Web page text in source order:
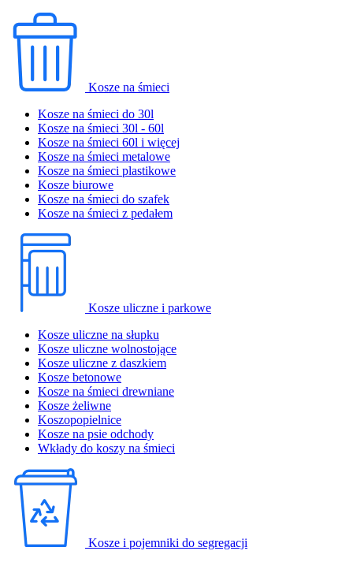
Kosze na śmieci
Kosze na śmieci do 30l
Kosze na śmieci 30l - 60l
Kosze na śmieci 60l i więcej
Kosze na śmieci metalowe
Kosze na śmieci plastikowe
Kosze biurowe
Kosze na śmieci do szafek
Kosze na śmieci z pedałem
Kosze uliczne i parkowe
Kosze uliczne na słupku
Kosze uliczne wolnostojące
Kosze uliczne z daszkiem
Kosze betonowe
Kosze na śmieci drewniane
Kosze żeliwne
Koszopopielnice
Kosze na psie odchody
Wkłady do koszy na śmieci
Kosze i pojemniki do segregacji